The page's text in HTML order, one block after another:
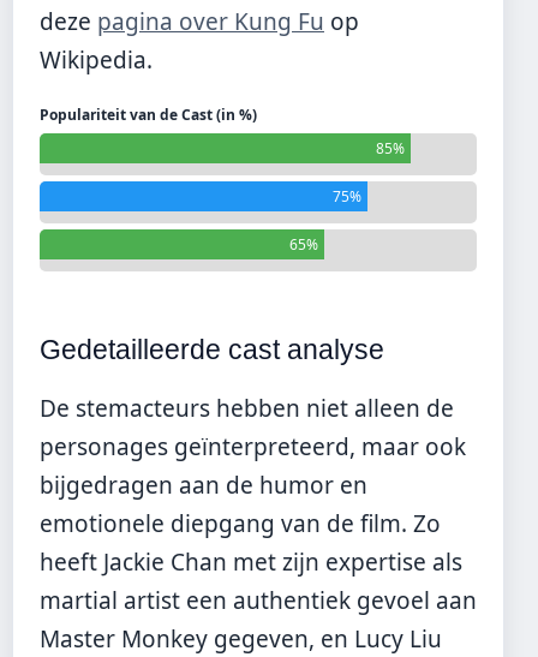
deze pagina over Kung Fu op
Wikipedia.
Populariteit van de Cast (in %)
85%
75%
65%
Gedetailleerde cast analyse
De stemacteurs hebben niet alleen de
personages geïnterpreteerd, maar ook
bijgedragen aan de humor en
emotionele diepgang van de film. Zo
heeft Jackie Chan met zijn expertise als
martial artist een authentiek gevoel aan
Master Monkey gegeven, en Lucy Liu